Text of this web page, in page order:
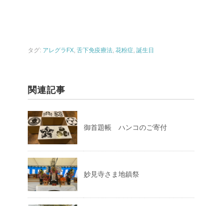
タグ: アレグラFX, 舌下免疫療法, 花粉症, 誕生日
関連記事
御首題帳 ハンコのご寄付
妙見寺さま地鎮祭